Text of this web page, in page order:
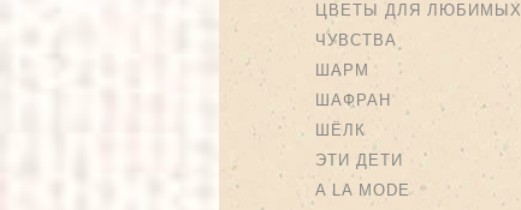
ЦВЕТЫ ДЛЯ ЛЮБИМЫХ
ЧУВСТВА
ШАРМ
ШАФРАН
ШЁЛК
ЭТИ ДЕТИ
A LA MODE